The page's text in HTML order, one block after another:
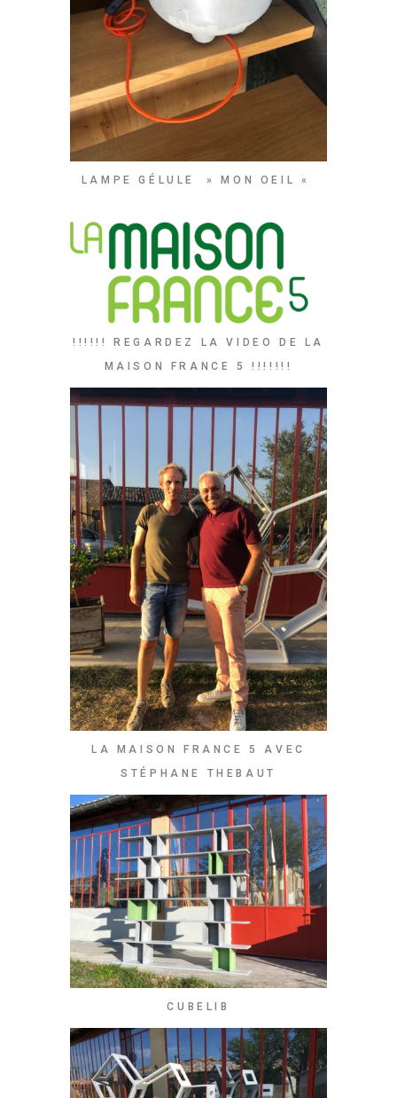
LAMPE GÉLULE » MON OEIL «
!!!!!! REGARDEZ LA VIDEO DE LA
MAISON FRANCE 5 !!!!!!!
LA MAISON FRANCE 5 AVEC
STÉPHANE THEBAUT
CUBELIB